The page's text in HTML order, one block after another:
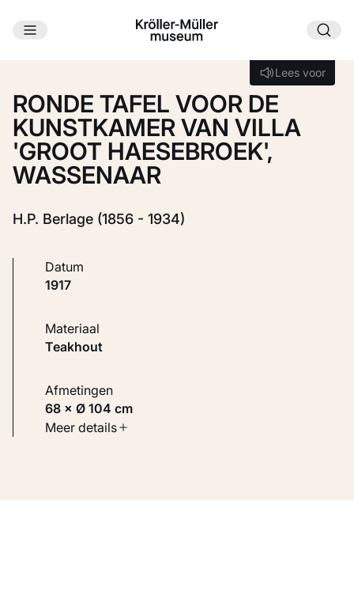
Ga naar hoofdinhoud
Lees voor
Lees voor
RONDE TAFEL VOOR DE
KUNSTKAMER VAN VILLA
'GROOT HAESEBROEK',
WASSENAAR
H.P. Berlage (1856 - 1934)
Datum
1917
Materiaal
Teakhout
Afmetingen
68 × Ø 104 cm
Soort werk
Meer details